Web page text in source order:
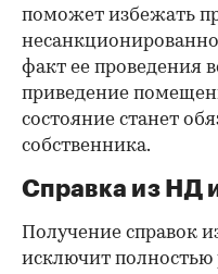
поможет избежать
факт ее проведения
приведение
состояние станет
собственника.
Справка из НД
Получение справок
исключит полностью